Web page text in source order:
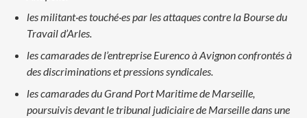
les militant·es touché·es par les attaques contre la Bourse du
Travail d’Arles.
les camarades de l’entreprise Eurenco à Avignon confrontés à
desdiscriminations et pressions syndicales.
les camarades du Grand Port Maritime de Marseille,
poursuivisdevant le tribunal judiciaire de Marseille dans une